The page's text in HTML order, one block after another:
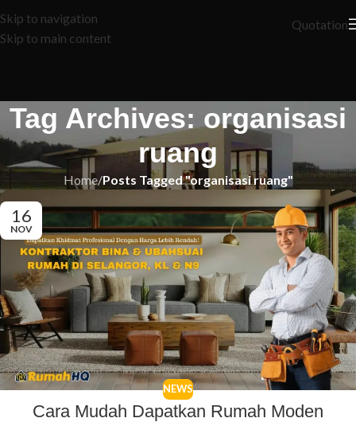
Skip to navigation
Skip to main content
Quotation
Tag Archives: organisasi
ruang
Home/Posts Tagged "organisasi ruang"
16
NOV
NEWS
Cara Mudah Dapatkan Rumah Moden